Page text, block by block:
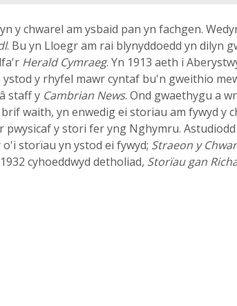
y chwarel am ysbaid pan yn fachgen.
. Bu yn Lloegr am rai blynyddoedd yn dilyn
Herald Cymraeg. Yn 1913 aeth i
ystod y rhyfel mawr cyntaf bu'n gweithio
staff y Cambrian News. Ond gwaethygu a
waith, yn enwedig ei storiau am fywyd y
pwysicaf y stori fer yng Nghymru.
storïau yn ystod ei fywyd; Straeon y
cyhoeddwyd detholiad, Storïau gan